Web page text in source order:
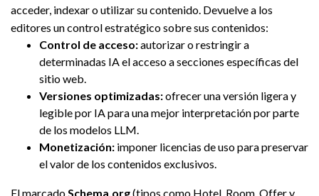
acceder, indexar o utilizar su contenido. Devuelve a los
editores un control estratégico sobre sus contenidos:
Control de acceso:autorizar o restringir a
determinadas IA el acceso a secciones específicas del
sitio web.
Versiones optimizadas:ofrecer una versión ligera y
legible por IA para una mejor interpretación por parte
de los modelos LLM.
Monetización: imponer licencias de uso para preservar
el valor de los contenidos exclusivos.
El marcado Schema.org(tipos como Hotel, Room, Offer y